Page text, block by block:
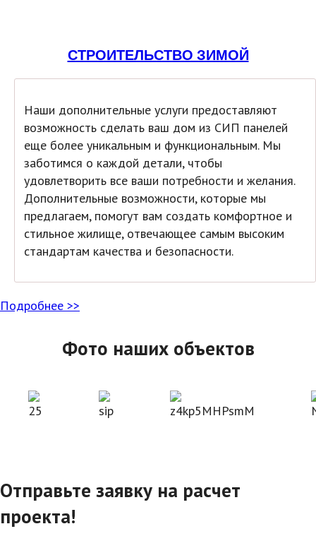
СТРОИТЕЛЬСТВО ЗИМОЙ
Наши дополнительные услуги предоставляют
возможность сделать ваш дом из СИП панелей
еще более уникальным и функциональным. Мы
заботимся о каждой детали, чтобы
удовлетворить все ваши потребности и желания.
Дополнительные возможности, которые мы
предлагаем, помогут вам создать комфортное и
стильное жилище, отвечающее самым высоким
стандартам качества и безопасности.
Подробнее >>
Фото наших объектов
Отправьте заявку на расчет
проекта!